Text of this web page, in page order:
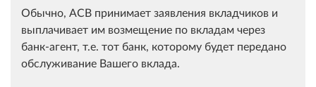
Обычно, АСВ принимает заявления вкладчиков и
выплачивает им возмещение по вкладам через
банк-агент, т.е. тот банк, которому будет передано
обслуживание Вашего вклада.